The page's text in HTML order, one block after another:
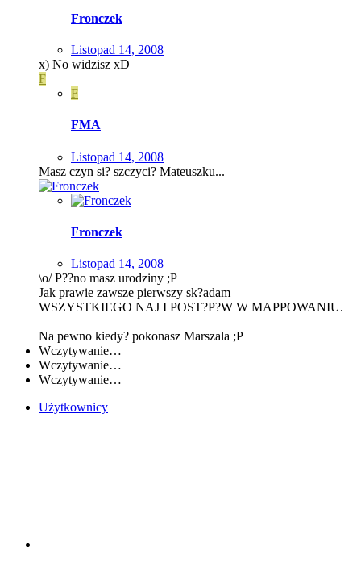
Fronczek
Listopad 14, 2008
x) No widzisz xD
F
F
FMA
Listopad 14, 2008
Masz czyn si? szczyci? Mateuszku...
Fronczek
Listopad 14, 2008
\o/ P??no masz urodziny ;P
Jak prawie zawsze pierwszy sk?adam
WSZYSTKIEGO NAJ I POST?P?W W MAPPOWANIU.
Na pewno kiedy? pokonasz Marszala ;P
Wczytywanie…
Wczytywanie…
Wczytywanie…
Użytkownicy